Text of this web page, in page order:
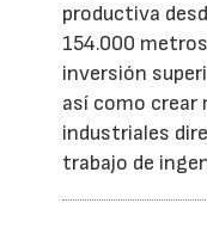
productiva
154.000
inversión
así como crear
industriales
trabajo de